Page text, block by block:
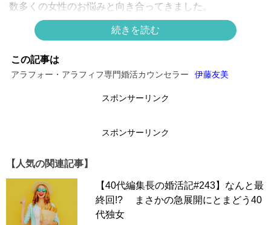
数多くの女性のお悩みと向き合ってきました。
「婚活中」という共通点はあるものの、彼女たちが抱えて
いる悩みはさまざまです。そんな「多種多様な婚活ストー
リー」を、婚活カウンセラーの視点から紹介させていただ
こうと思います。
▶この記事の【前編】を読む
続きを読む
次のページへ >>
この記事は
アラフォー・アラフィフ専門婚活カウンセラー 伊藤友美
スポンサーリンク
スポンサーリンク
【人気の関連記事】
【40代編集長の婚活記#243】なんと最
終回!? まさかの急展開にとまどう40
代独女